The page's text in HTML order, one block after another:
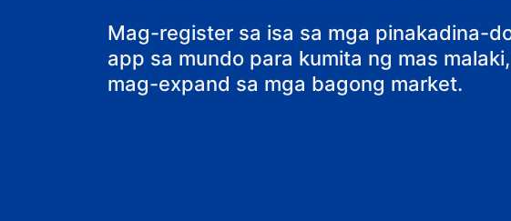
bed and breakfast
Mag-register sa isa sa mga pinakadina-
app sa mundo para kumita ng mas
mag-expand sa mga bagong market.